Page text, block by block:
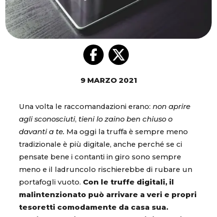
9 MARZO 2021
Una volta le raccomandazioni erano: non aprire
agli sconosciuti, tieni lo zaino ben chiuso o
davanti a te. Ma oggi la truffa è sempre meno
tradizionale è più digitale, anche perché se ci
pensate bene i contanti in giro sono sempre
meno e il ladruncolo rischierebbe di rubare un
portafogli vuoto. Con le truffe digitali, il
malintenzionato può arrivare a veri e propri
tesoretti comodamente da casa sua.